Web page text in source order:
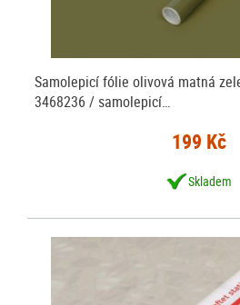
Samolepicí fólie olivová matná
3468236 / samolepicí…
199 Kč
Skladem